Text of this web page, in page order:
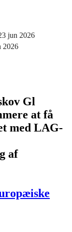
jun 2026
2026
Gl
at få
med LAG-
af